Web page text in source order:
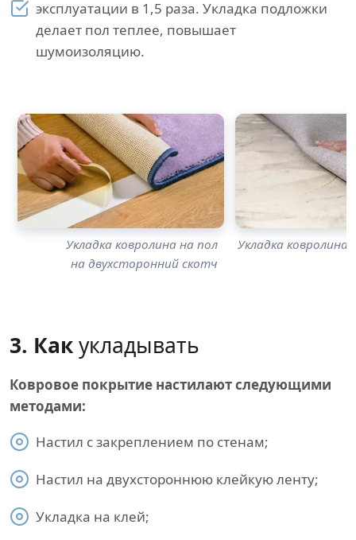
эксплуатации в 1,5 раза. Укладка подложки
делает пол теплее, повышает
шумоизоляцию.
Укладка ковролина на пол
на двухсторонний скотч
Укладка ковролина
3. Какукладывать
Ковровое покрытие настилают следующими
методами:
Настил с закреплением по стенам;
Настил на двухстороннюю клейкую ленту;
Укладка на клей;